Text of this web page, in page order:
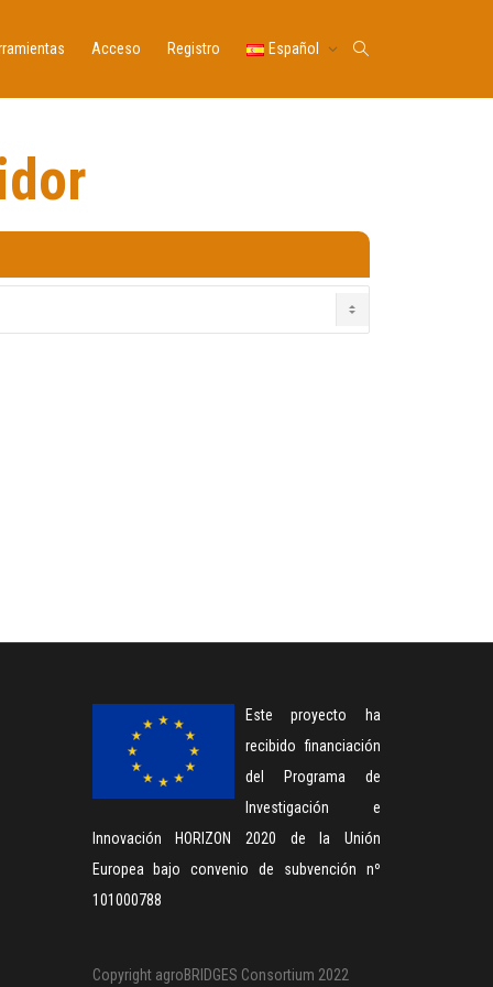
Acceso Registro Español
Este proyecto ha
recibido financiación
del Programa de
Investigación e
Innovación HORIZON 2020 de la Unión
Europea bajo convenio de subvención nº
101000788
Copyright agroBRIDGES Consortium 2022